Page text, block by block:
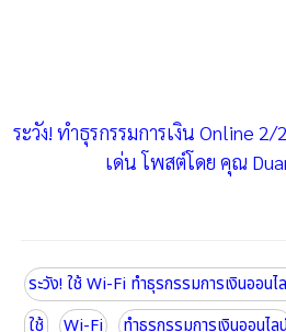
ระวัง! ทำธุรกรรมการเงิน Online 2/
เด่น โพสต์โดย คุณ
ระวัง! ใช้ Wi-Fi ทำธุรกรรมการเงินออนไ
ใช้
Wi-Fi ทำธุรกรรมการเงินออนไล